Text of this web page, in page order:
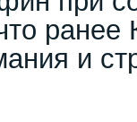
ранее
и